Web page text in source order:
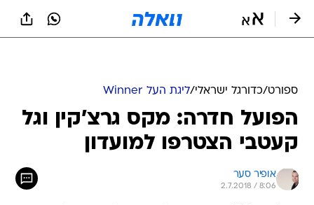
ספורט/כדורגל ישראלי/ליגת העל Winner
הפועל חדרה: מקס גרצ'קין וגל
קעטבי הצטרפו למועדון
אופיר סער
2.7.2018 / 8:06